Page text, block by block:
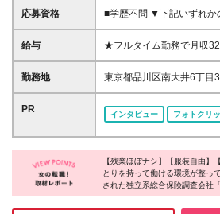
応募資格
■学歴不問 ▼下記いずれか
・獣医師資格 ・愛玩動物
ペット保険の査定経験が
給与
★フルタイム勤務で月収32万円以上 ◆
資格手当＋時間外手当
験・能力を考慮の上当社
月1万5000円～9万円） ★
勤務地
東京都品川区南大井6丁目3番7号 ※転勤な
ーン歓迎 (変更の範
PR
インタビュー フォトクリ
【残業ほぼナシ】【服装自由】
とりを持って働ける環境が整っ
された独立系総合保険調査会社
気に左右されにくい経営基盤が
類のオペレーションスタッフの